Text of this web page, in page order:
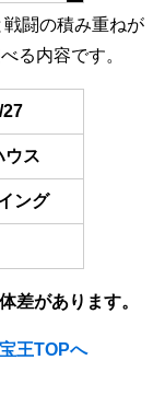
闘の積み重ねが
る内容です。
27
ウス
ング
差があります。
王TOPへ